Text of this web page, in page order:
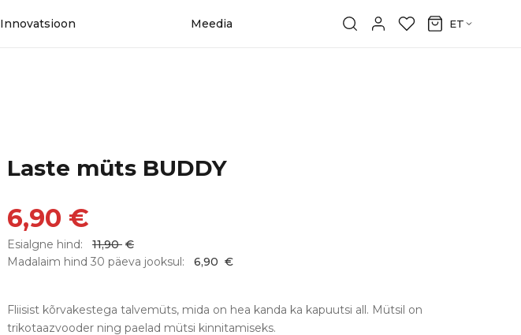
Innovatsioon Meedia ET
Laste müts BUDDY
6,90 €
Esialgne hind: 11,90 €
Madalaim hind 30 päeva jooksul:
6,90 €
Fliisist kõrvakestega talvemüts, mida on hea kanda ka kapuutsi all. Mütsil on
trikotaazvooder ning paelad mütsi kinnitamiseks.